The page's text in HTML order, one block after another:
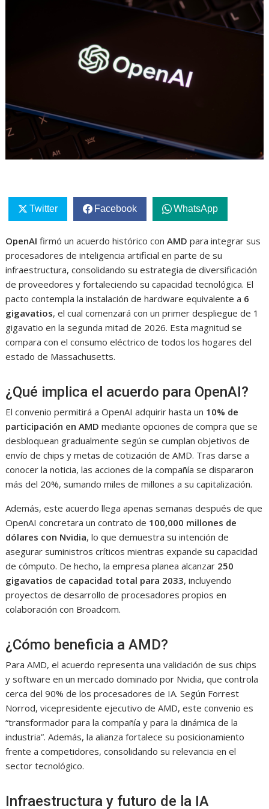
Twitter Facebook WhatsApp
OpenAI firmó un acuerdo histórico conAMD para integrar sus
procesadores de inteligencia artificial en parte de su
infraestructura, consolidando su estrategia de diversificación
de proveedores y fortaleciendo su capacidad tecnológica. El
pacto contempla la instalación de hardware equivalente a 6
gigavatios, el cual comenzará con un primer despliegue de 1
gigavatio en la segunda mitad de 2026. Esta magnitud se
compara con el consumo eléctrico de todos los hogares del
estado de Massachusetts.
¿Qué implica el acuerdo para OpenAI?
El convenio permitirá a OpenAI adquirir hasta un 10% de
participación en AMD mediante opciones de compra que se
desbloquean gradualmente según se cumplan objetivos de
envío de chips y metas de cotización de AMD. Tras darse a
conocer la noticia, las acciones de la compañía se dispararon
más del 20%, sumando miles de millones a su capitalización.
Además, este acuerdo llega apenas semanas después de que
OpenAI concretara un contrato de 100,000 millones de
dólares con Nvidia, lo que demuestra su intención de
asegurar suministros críticos mientras expande su capacidad
de cómputo. De hecho, la empresa planea alcanzar 250
gigavatios de capacidad total para 2033, incluyendo
proyectos de desarrollo de procesadores propios en
colaboración con Broadcom.
¿Cómo beneficia a AMD?
Para AMD, el acuerdo representa una validación de sus chips
y software en un mercado dominado por Nvidia, que controla
cerca del 90% de los procesadores de IA. Según Forrest
Norrod, vicepresidente ejecutivo de AMD, este convenio es
“transformador para la compañía y para la dinámica de la
industria”. Además, la alianza fortalece su posicionamiento
frente a competidores, consolidando su relevancia en el
sector tecnológico.
Infraestructura y futuro de la IA